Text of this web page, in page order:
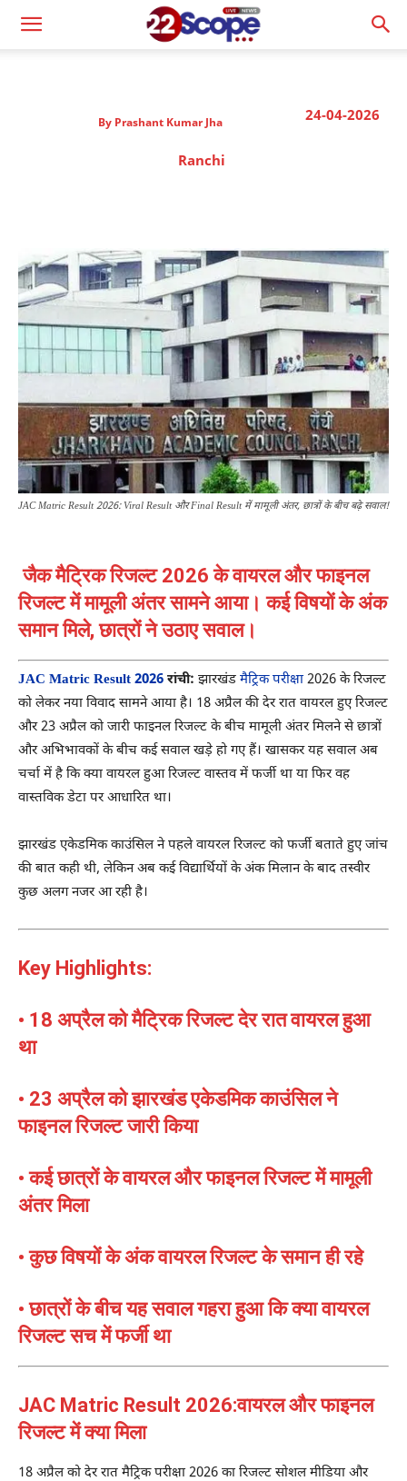
24-04-2026
By Prashant Kumar Jha
Ranchi
JAC Matric Result 2026: Viral Result और Final Result में मामूली अंतर, छात्रों के बीच बढ़े सवाल!
जैक मैट्रिक रिजल्ट 2026 के वायरल और फाइनल
रिजल्ट में मामूली अंतर सामने आया। कई विषयों के अंक
समान मिले, छात्रों ने उठाए सवाल।
JAC Matric Result 2026 रांची: झारखंड मैट्रिक परीक्षा2026 के रिजल्ट
को लेकर नया विवाद सामने आया है। 18 अप्रैल की देर रात वायरल हुए रिजल्ट
और 23 अप्रैल को जारी फाइनल रिजल्ट के बीच मामूली अंतर मिलने से छात्रों
और अभिभावकों के बीच कई सवाल खड़े हो गए हैं। खासकर यह सवाल अब
चर्चा में है कि क्या वायरल हुआ रिजल्ट वास्तव में फर्जी था या फिर वह
वास्तविक डेटा पर आधारित था।
झारखंड एकेडमिक काउंसिलने पहले वायरल रिजल्ट को फर्जी बताते हुए जांच
की बात कही थी, लेकिन अब कई विद्यार्थियों के अंक मिलान के बाद तस्वीर
कुछ अलग नजर आ रही है।
Key Highlights:
• 18 अप्रैल को मैट्रिक रिजल्ट देर रात वायरल हुआ
था
• 23 अप्रैल कोझारखंड एकेडमिक काउंसिलने
फाइनल रिजल्ट जारी किया
• कई छात्रों के वायरल और फाइनल रिजल्ट में मामूली
अंतर मिला
• कुछ विषयों के अंक वायरल रिजल्ट के समान ही रहे
• छात्रों के बीच यह सवाल गहरा हुआ कि क्या वायरल
रिजल्ट सच में फर्जी था
JAC Matric Result 2026:वायरल और फाइनल
रिजल्ट में क्या मिला
18 अप्रैल को देर रात मैट्रिक परीक्षा 2026 का रिजल्ट सोशल मीडिया और